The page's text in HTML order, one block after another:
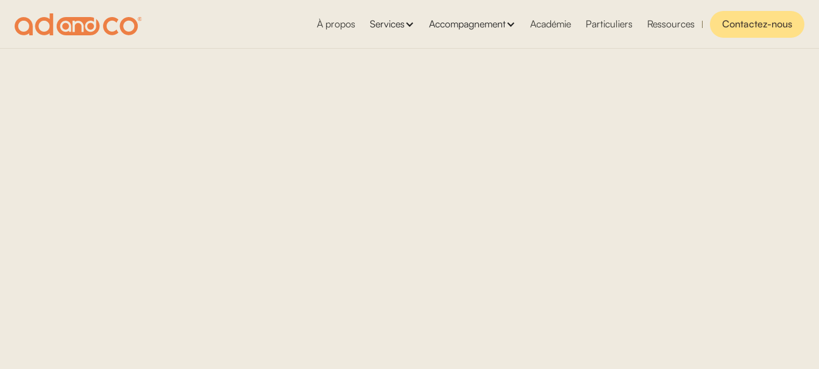
À propos Services Accompagnement Académie Particuliers Ressources Contactez-nous